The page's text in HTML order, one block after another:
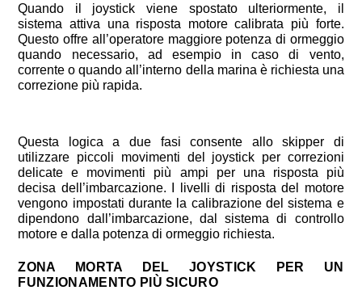
Quando il joystick viene spostato ulteriormente, il
sistema attiva una risposta motore calibrata più forte.
Questo offre all’operatore maggiore potenza di ormeggio
quando necessario, ad esempio in caso di vento,
corrente o quando all’interno della marina è richiesta una
correzione più rapida.
Questa logica a due fasi consente allo skipper di
utilizzare piccoli movimenti del joystick per correzioni
delicate e movimenti più ampi per una risposta più
decisa dell’imbarcazione. I livelli di risposta del motore
vengono impostati durante la calibrazione del sistema e
dipendono dall’imbarcazione, dal sistema di controllo
motore e dalla potenza di ormeggio richiesta.
ZONA MORTA DEL JOYSTICK PER UN
FUNZIONAMENTO PIÙ SICURO